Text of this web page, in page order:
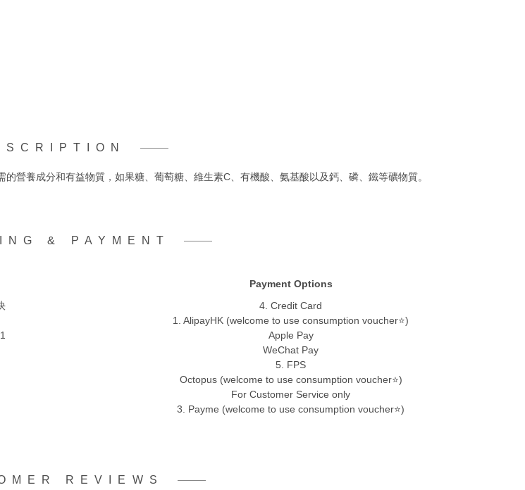
營養成分和有益物質，如果糖、葡萄糖、維生素C、有機酸、氨基酸以及鈣、磷、鐵等礦物質。
& PAYMENT
Payment Options
4. Credit Card
1. AlipayHK (welcome to use consumption voucher⭐)
Apple Pay
WeChat Pay
5. FPS
Octopus (welcome to use consumption voucher⭐)
For Customer Service only
3. Payme (welcome to use consumption voucher⭐)
REVIEWS